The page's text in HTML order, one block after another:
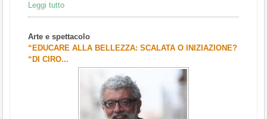
Leggi tutto
Arte e spettacolo
“EDUCARE ALLA BELLEZZA: SCALATA O INIZIAZIONE?
“DI CIRO...